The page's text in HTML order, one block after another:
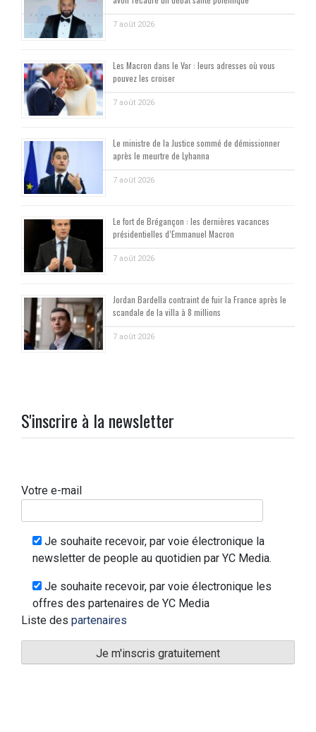
7 août 2026
Les Macron dans le Var : leurs adresses où vous
pouvez les croiser
7 août 2026
Le ministre de la Justice sommé de démissionner
après le meurtre de Lyhanna
7 août 2026
Le fort de Brégançon : les dernières vacances
présidentielles d’Emmanuel Macron
7 août 2026
Jordan Bardella contraint de fuir la France après le
scandale de la villa à 8 millions
7 août 2026
S'inscrire à la newsletter
Votre e-mail
Je souhaite recevoir, par voie électronique la
newsletter de people au quotidien par YC Media.
Je souhaite recevoir, par voie électronique les
offres des partenaires de YC Media
Liste des partenaires